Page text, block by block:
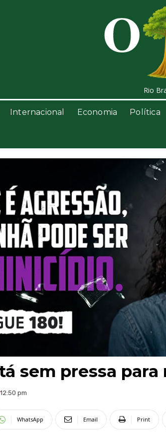
Rio
Internacional Economia Política
sem pressa
12:50 pm
WhatsApp Email Print